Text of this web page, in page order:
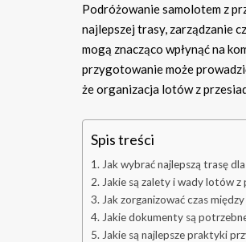
Podróżowanie samolotem z
najlepszej trasy, zarządzanie
mogą znacząco wpłynąć na
przygotowanie może
że organizacja lotów z
Spis treści
Jak wybrać najlepszą trasę
Jakie są zalety i wady lotów z
Jak zorganizować czas
Jakie dokumenty są
Jakie są najlepsze praktyki